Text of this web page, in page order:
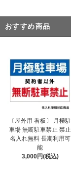
おすすめ商品
〔屋外用 看板〕 月極駐
車場 無断駐車禁止 禁止
名入れ無料 長期利用可
能
3,000円(税込)